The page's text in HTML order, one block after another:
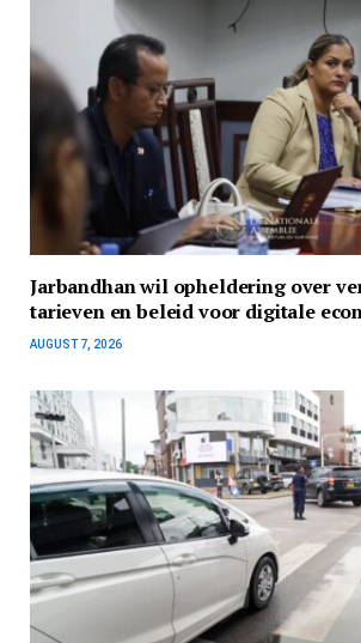
Jarbandhan wil opheldering over
tarieven en beleid voor digitale
AUGUST 7, 2026